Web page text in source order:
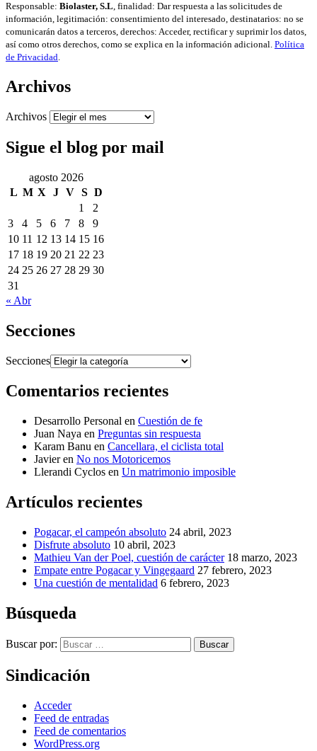
Responsable: Biolaster, S.L, finalidad: Dar respuesta a las solicitudes de
información, legitimación: consentimiento del interesado, destinatarios: no se
comunicarán datos a terceros, derechos: Acceder, rectificar y suprimir los datos,
así como otros derechos, como se explica en la información adicional. Política
de Privacidad.
Archivos
Archivos
Sigue el blog por mail
agosto 2026
L M X J V S D
1
2
3
4 5 6 7 8
9
10 11 12 13 14 15 16
17 18 19 20 21 22 23
24 25 26 27 28 29 30
31
« Abr
Secciones
Secciones
Comentarios recientes
Desarrollo Personal en Cuestión de fe
Juan Naya en Preguntas sin respuesta
Karam Banu en Cancellara, el ciclista total
Javieren No nos Motoricemos
Llerandi Cyclos en Un matrimonio imposible
Artículos recientes
Pogacar, el campeón absoluto 24 abril, 2023
Disfrute absoluto 10 abril, 2023
Mathieu Van der Poel, cuestión de carácter 18 marzo, 2023
Empate entre Pogacar y Vingegaard 27 febrero, 2023
Una cuestión de mentalidad 6 febrero, 2023
Búsqueda
Buscar por: Buscar
Sindicación
Acceder
Feed de entradas
Feed de comentarios
WordPress.org